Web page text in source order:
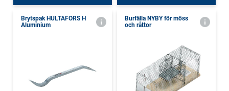
Brytspak HULTAFORS H
Aluminium
Burfälla NYBY för möss
och råttor